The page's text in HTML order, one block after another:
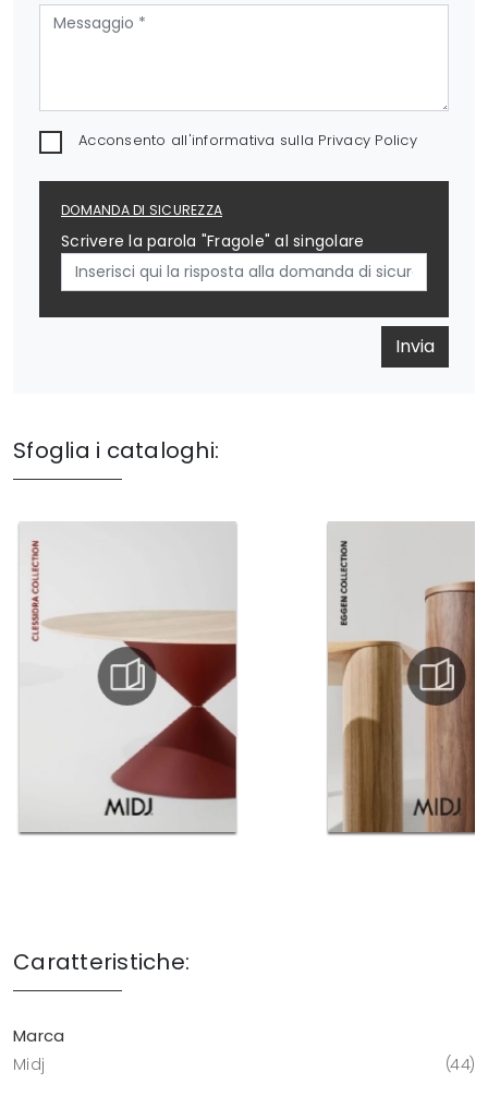
Acconsento all'informativa sulla Privacy Policy
DOMANDA DI SICUREZZA
Scrivere la parola "Fragole" al singolare
Invia
Sfoglia i cataloghi:
Caratteristiche:
Marca
Midj 44